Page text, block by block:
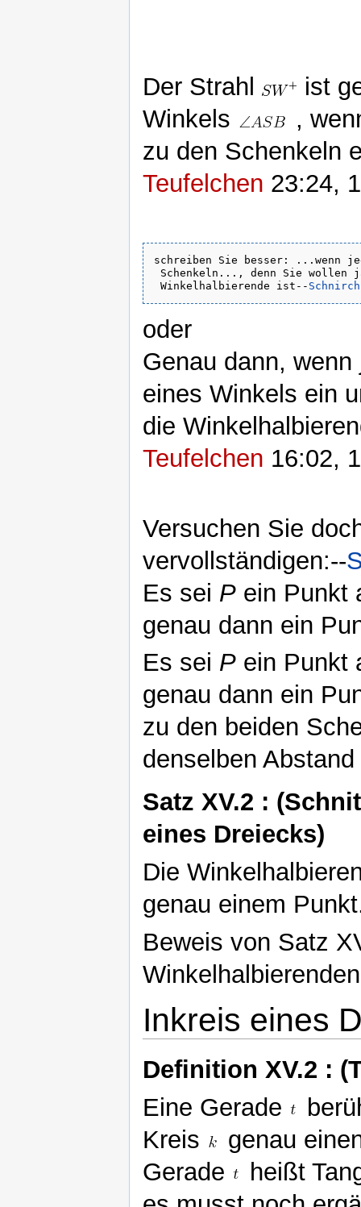
Der Strahl
ist
Winkels
,
zu den Schenkeln
Teufelchen 23:24,
schreiben Sie besser: ...wenn
Schenkeln..., denn Sie wollen
Winkelhalbierende ist-- Schnirch
oder
Genau dann,
eines Winkels ein
die
Teufelchen 16:02,
Versuchen Sie
vervollständigen:--
Es sei P ein Punkt
genau dann ein
Es sei P ein Punkt
genau dann ein
zu den beiden
denselben
Satz XV.2 :
eines Dreiecks)
Die
genau einem
Beweis von Satz
Inkreis eines
Definition XV.2 :
Eine Gerade
Kreis
genau
Gerade
heißt